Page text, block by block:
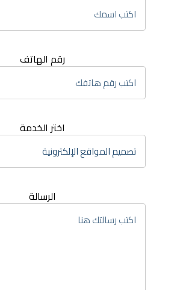
رقم الهاتف
اختر الخدمة
الرسالة